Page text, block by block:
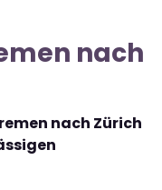
nach
nach Zürich